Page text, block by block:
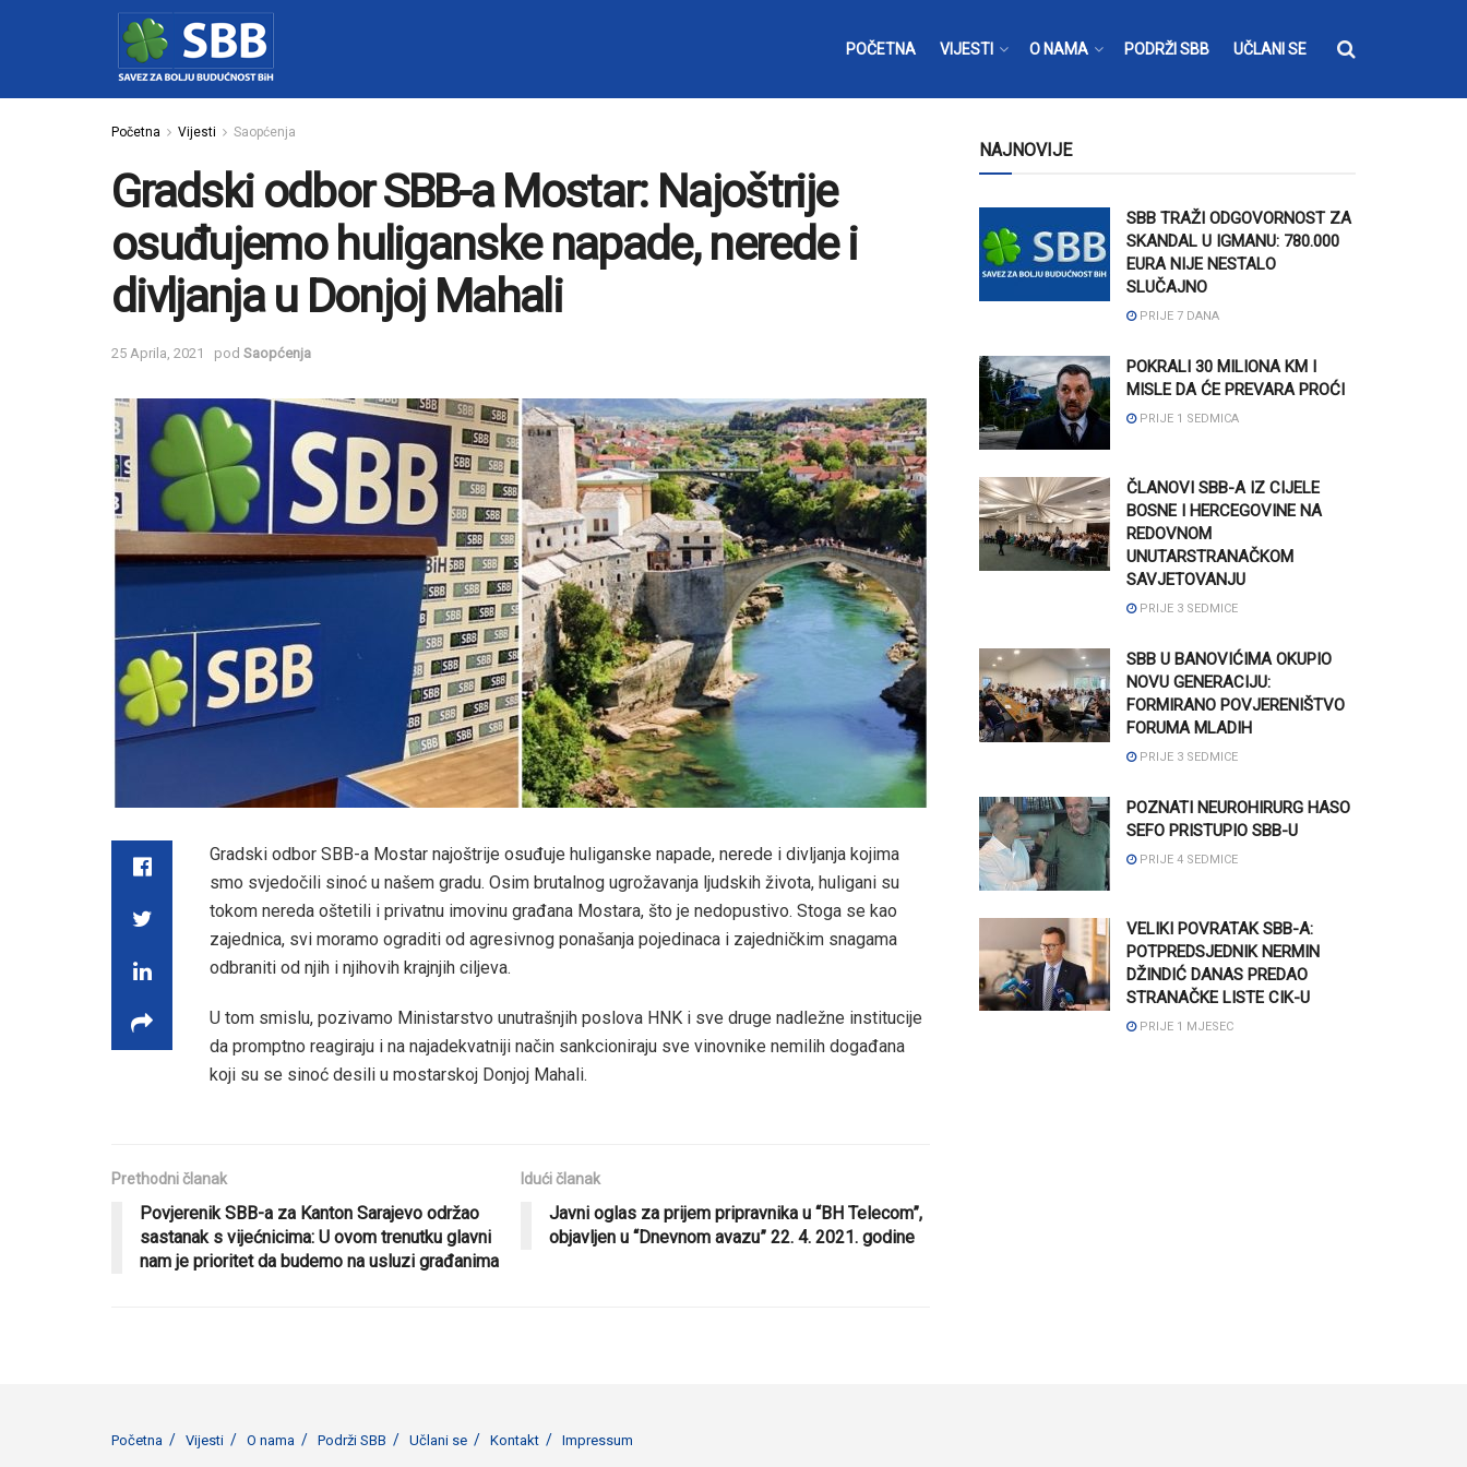
POČETNA VIJESTI O NAMA PODRŽI SBB UČLANI SE
Početna Vijesti Saopćenja
Gradski odbor SBB-a Mostar: Najoštrije
osuđujemo huliganske napade, nerede i
divljanja u Donjoj Mahali
25 Aprila, 2021 pod Saopćenja
Gradski odbor SBB-a Mostar najoštrije osuđuje huliganske napade, nerede i divljanja kojima
smo svjedočili sinoć u našem gradu. Osim brutalnog ugrožavanja ljudskih života, huligani su
tokom nereda oštetili i privatnu imovinu građana Mostara, što je nedopustivo. Stoga se kao
zajednica, svi moramo ograditi od agresivnog ponašanja pojedinaca i zajedničkim snagama
odbraniti od njih i njihovih krajnjih ciljeva.
U tom smislu, pozivamo Ministarstvo unutrašnjih poslova HNK i sve druge nadležne institucije
da promptno reagiraju i na najadekvatniji način sankcioniraju sve vinovnike nemilih događana
koji su se sinoć desili u mostarskoj Donjoj Mahali.
Prethodni članak
Povjerenik SBB-a za Kanton Sarajevo održao
sastanak s vijećnicima: U ovom trenutku glavni
nam je prioritet da budemo na usluzi građanima
Idući članak
Javni oglas za prijem pripravnika u “BH Telecom”,
objavljen u “Dnevnom avazu” 22. 4. 2021. godine
NAJNOVIJE
SBB TRAŽI ODGOVORNOST ZA
SKANDAL U IGMANU: 780.000
EURA NIJE NESTALO
SLUČAJNO
PRIJE 7 DANA
POKRALI 30 MILIONA KM I
MISLE DA ĆE PREVARA PROĆI
PRIJE 1 SEDMICA
ČLANOVI SBB-A IZ CIJELE
BOSNE I HERCEGOVINE NA
REDOVNOM
UNUTARSTRANAČKOM
SAVJETOVANJU
PRIJE 3 SEDMICE
SBB U BANOVIĆIMA OKUPIO
NOVU GENERACIJU:
FORMIRANO POVJERENIŠTVO
FORUMA MLADIH
PRIJE 3 SEDMICE
POZNATI NEUROHIRURG HASO
SEFO PRISTUPIO SBB-U
PRIJE 4 SEDMICE
VELIKI POVRATAK SBB-A:
POTPREDSJEDNIK NERMIN
DŽINDIĆ DANAS PREDAO
STRANAČKE LISTE CIK-U
PRIJE 1 MJESEC
Početna Vijesti O nama Podrži SBB Učlani se Kontakt Impressum